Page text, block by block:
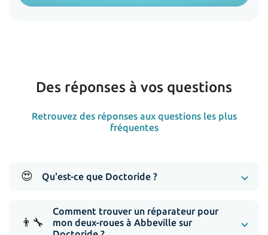
Des réponses à vos questions
Retrouvez des réponses aux questions les plus
fréquentes
😍 Qu'est-ce que Doctoride ?
👨‍🔧
Comment trouver un réparateur pour
mon deux-roues à Abbeville sur